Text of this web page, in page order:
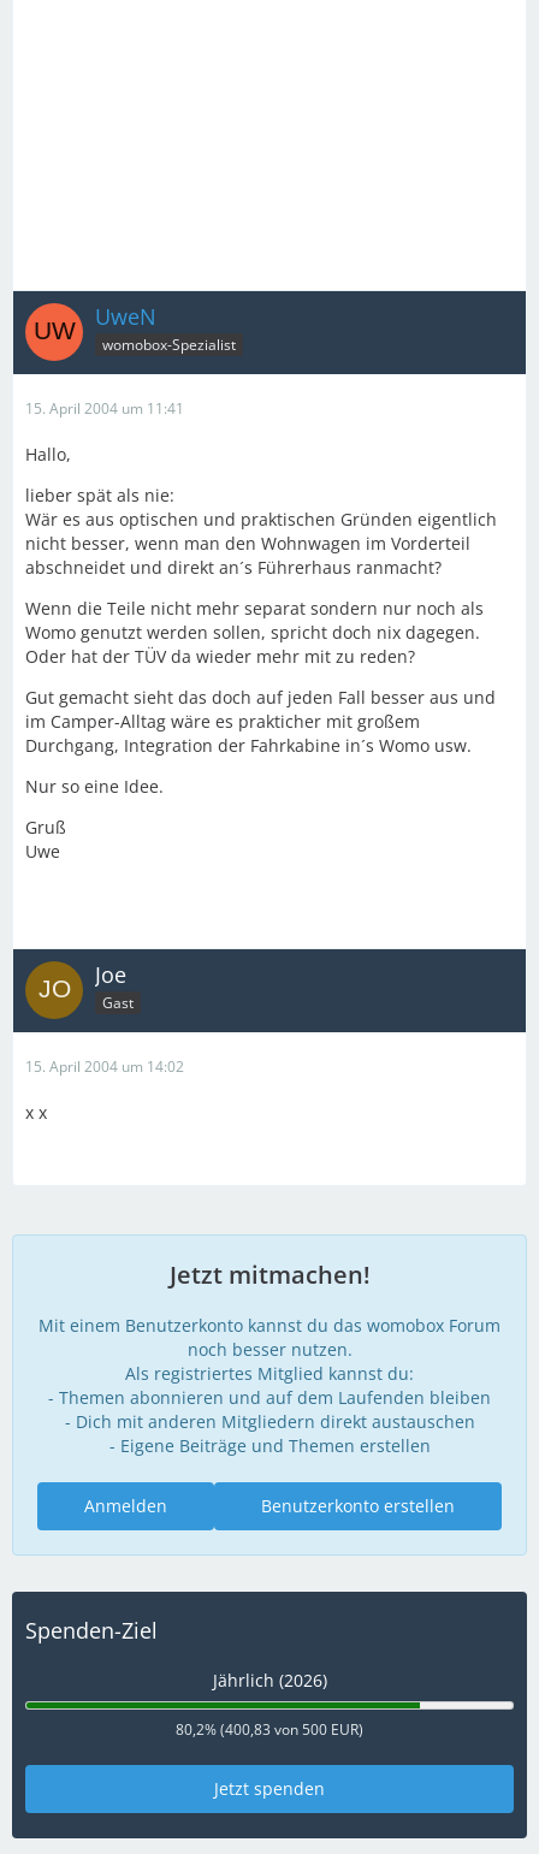
UweN
womobox-Spezialist
15. April 2004 um 11:41
Hallo,
lieber spät als nie:
Wär es aus optischen und praktischen Gründen eigentlich
nicht besser, wenn man den Wohnwagen im Vorderteil
abschneidet und direkt an´s Führerhaus ranmacht?
Wenn die Teile nicht mehr separat sondern nur noch als
Womo genutzt werden sollen, spricht doch nix dagegen.
Oder hat der TÜV da wieder mehr mit zu reden?
Gut gemacht sieht das doch auf jeden Fall besser aus und
im Camper-Alltag wäre es prakticher mit großem
Durchgang, Integration der Fahrkabine in´s Womo usw.
Nur so eine Idee.
Gruß
Uwe
Joe
Gast
15. April 2004 um 14:02
x x
Jetzt mitmachen!
Mit einem Benutzerkonto kannst du das womobox Forum
noch besser nutzen.
Als registriertes Mitglied kannst du:
- Themen abonnieren und auf dem Laufenden bleiben
- Dich mit anderen Mitgliedern direkt austauschen
- Eigene Beiträge und Themen erstellen
Benutzerkonto erstellen
Anmelden
Spenden-Ziel
Jährlich (2026)
80,2% (400,83 von 500 EUR)
Jetzt spenden